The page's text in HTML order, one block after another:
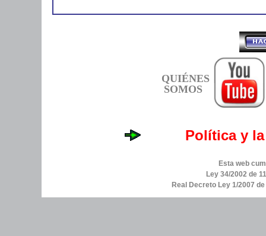
QUIÉNES
SOMOS
Política y
Esta web
Ley 34/2002 de
Real Decreto Ley 1/2007